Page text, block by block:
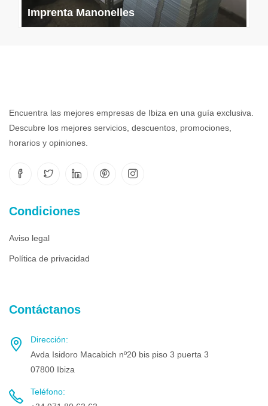
Imprenta Manonelles
Encuentra las mejores empresas de Ibiza en una guía exclusiva.
Descubre los mejores servicios, descuentos, promociones,
horarios y opiniones.
Condiciones
Aviso legal
Política de privacidad
Contáctanos
Dirección:
Avda Isidoro Macabich nº20 bis piso 3 puerta 3
07800 Ibiza
Teléfono: